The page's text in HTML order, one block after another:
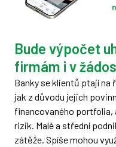
Bude výpočet
firmám i v
Banky se klientů ptají na
jak z důvodu jejich
financovaného portfolia,
rizik. Malé a střední
zátěže. Spíše mohou